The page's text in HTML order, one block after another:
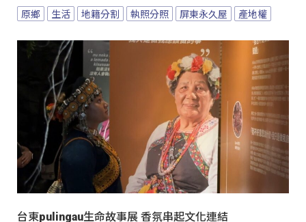
原鄉 生活 地籍分割 執照分照 屏東永久屋 產地權
台東pulingau生命故事展 香氛串起文化連結